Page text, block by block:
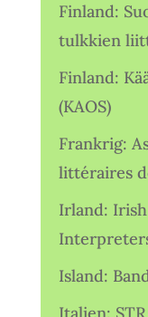
Finland:
tulkkien
Finland:
(KAOS)
Frankrig:
littéraires
Irland: Irish
Island: